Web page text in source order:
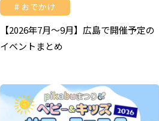
おでかけ
【2026年7月～9月】広島で開催予定の
イベントまとめ